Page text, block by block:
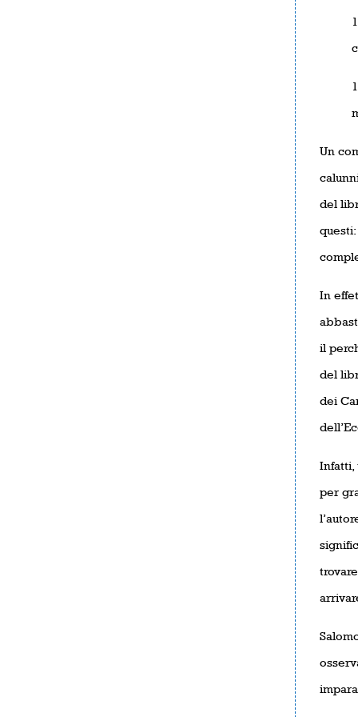
Un
del
In
il
del
dei
Infatti,
per